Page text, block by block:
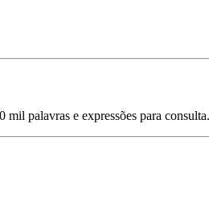
palavras e expressões para consulta.